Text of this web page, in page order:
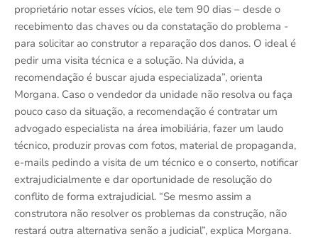
proprietário notar esses vícios, ele tem 90 dias – desde o
recebimento das chaves ou da constatação do problema -
para solicitar ao construtor a reparação dos danos. O ideal é
pedir uma visita técnica e a solução. Na dúvida, a
recomendação é buscar ajuda especializada”, orienta
Morgana. Caso o vendedor da unidade não resolva ou faça
pouco caso da situação, a recomendação é contratar um
advogado especialista na área imobiliária, fazer um laudo
técnico, produzir provas com fotos, material de propaganda,
e-mails pedindo a visita de um técnico e o conserto, notificar
extrajudicialmente e dar oportunidade de resolução do
conflito de forma extrajudicial. “Se mesmo assim a
construtora não resolver os problemas da construção, não
restará outra alternativa senão a judicial”, explica Morgana.